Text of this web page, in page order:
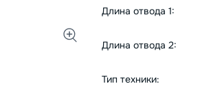
Длина отвода 1:
Длина отвода 2:
Тип техники: